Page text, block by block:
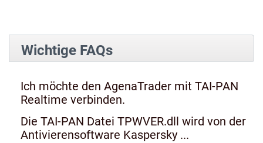
Wichtige FAQs
Ich möchte den AgenaTrader mit TAI-PAN
Realtime verbinden.
Die TAI-PAN Datei TPWVER.dll wird von der
Antivierensoftware Kaspersky ...